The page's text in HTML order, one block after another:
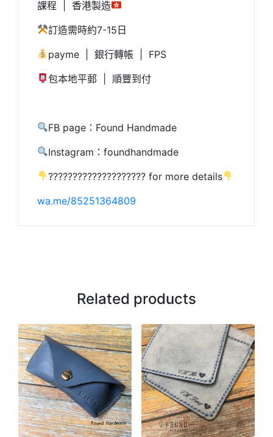
課程 | 香港製造
訂造需時約7-15日
payme | 銀行轉帳 | FPS
包本地平郵 | 順豐到付
FB page：Found Handmade
Instagram：foundhandmade
???????????????????? for more details
wa.me/85251364809
Related products